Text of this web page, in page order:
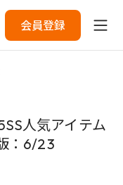
会員登録
人気アイテム
：6/23